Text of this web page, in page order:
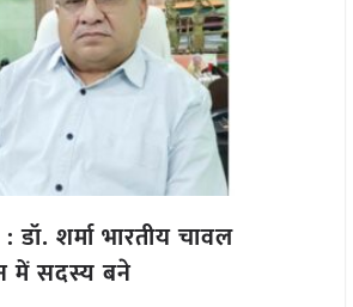
शर्मा भारतीय चावल
में सदस्य बने